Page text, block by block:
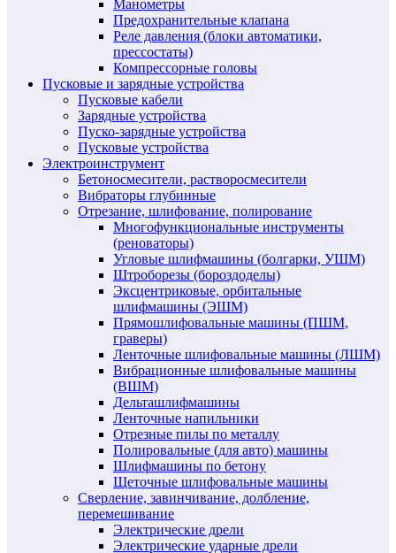
Манометры
Предохранительные клапана
Реле давления (блоки автоматики,
прессостаты)
Компрессорные головы
Пусковые и зарядные устройства
Пусковые кабели
Зарядные устройства
Пуско-зарядные устройства
Пусковые устройства
Электроинструмент
Бетоносмесители, растворосмесители
Вибраторы глубинные
Отрезание, шлифование, полирование
Многофункциональные инструменты
(реноваторы)
Угловые шлифмашины (болгарки, УШМ)
Штроборезы (бороздоделы)
Эксцентриковые, орбитальные
шлифмашины (ЭШМ)
Прямошлифовальные машины (ПШМ,
граверы)
Ленточные шлифовальные машины (ЛШМ)
Вибрационные шлифовальные машины
(ВШМ)
Дельташлифмашины
Ленточные напильники
Отрезные пилы по металлу
Полировальные (для авто) машины
Шлифмашины по бетону
Щеточные шлифовальные машины
Сверление, завинчивание, долбление,
перемешивание
Электрические дрели
Электрические ударные дрели